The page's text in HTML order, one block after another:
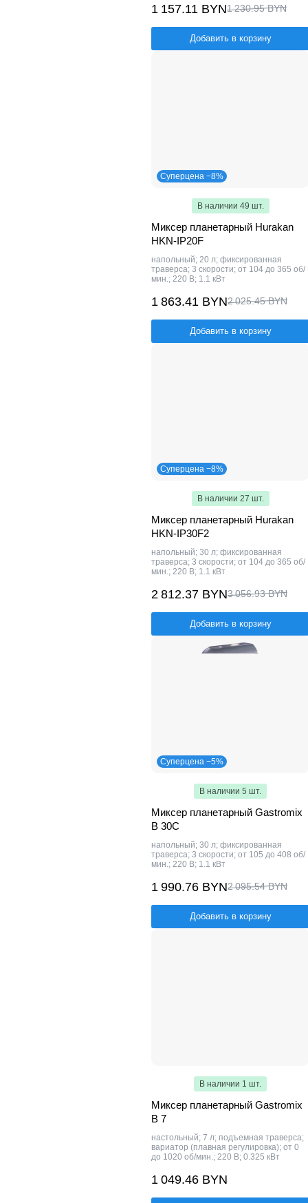
1 157.11 BYN1 230.95 BYN
Добавить в корзину
Суперцена −8%
В наличии 49 шт.
Миксер планетарный Hurakan
HKN-IP20F
напольный; 20 л; фиксированная
траверса; 3 скорости; от 104 до 365 об/
мин.; 220 В; 1.1 кВт
1 863.41 BYN2 025.45 BYN
Добавить в корзину
Суперцена −8%
В наличии 27 шт.
Миксер планетарный Hurakan
HKN-IP30F2
напольный; 30 л; фиксированная
траверса; 3 скорости; от 104 до 365 об/
мин.; 220 В; 1.1 кВт
2 812.37 BYN3 056.93 BYN
Добавить в корзину
Суперцена −5%
В наличии 5 шт.
Миксер планетарный Gastromix
B 30C
напольный; 30 л; фиксированная
траверса; 3 скорости; от 105 до 408 об/
мин.; 220 В; 1.1 кВт
1 990.76 BYN2 095.54 BYN
Добавить в корзину
В наличии 1 шт.
Миксер планетарный Gastromix
B 7
настольный; 7 л; подъемная траверса;
вариатор (плавная регулировка); от 0
до 1020 об/мин.; 220 В; 0.325 кВт
1 049.46 BYN